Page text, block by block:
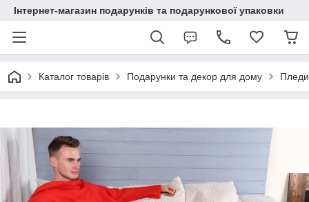
Інтернет-магазин подарунків та подарункової упаковки
Каталог товарів Подарунки та декор для дому Пледи